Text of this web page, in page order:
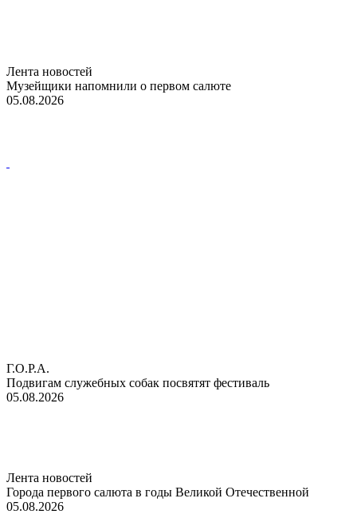
Лента новостей
Музейщики напомнили о первом салюте
05.08.2026
Г.О.Р.А.
Подвигам служебных собак посвятят фестиваль
05.08.2026
Лента новостей
Города первого салюта в годы Великой Отечественной
05.08.2026